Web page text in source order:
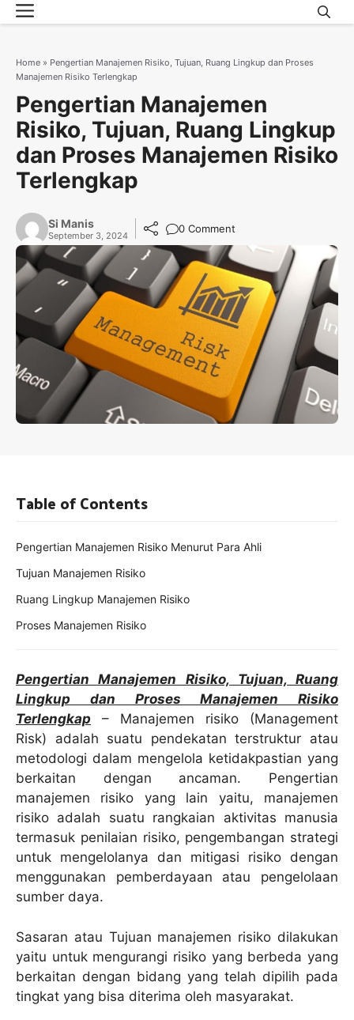
Skip
to
Menu
Home » Pengertian Manajemen Risiko, Tujuan, Ruang Lingkup dan Proses
Manajemen Risiko Terlengkap
Pengertian Manajemen
Risiko, Tujuan, Ruang Lingkup
dan Proses Manajemen Risiko
Terlengkap
Si Manis
September 3, 2024
0 Comment
Pengertian Manajemen Risiko, Tujuan, Ruang
Lingkup dan Proses Manajemen Risiko
Terlengkap – Manajemen risiko (Management
Risk) adalah suatu pendekatan terstruktur atau
metodologi dalam mengelola ketidakpastian yang
berkaitan dengan ancaman. Pengertian
manajemen risiko yang lain yaitu, manajemen
risiko adalah suatu rangkaian aktivitas manusia
termasuk penilaian risiko, pengembangan strategi
untuk mengelolanya dan mitigasi risiko dengan
menggunakan pemberdayaan atau pengelolaan
sumber daya.
Sasaran atau Tujuan manajemen risiko dilakukan
yaitu untuk mengurangi risiko yang berbeda yang
berkaitan dengan bidang yang telah dipilih pada
tingkat yang bisa diterima oleh masyarakat.
Table of Contents
Pengertian Manajemen Risiko Menurut Para Ahli
Tujuan Manajemen Risiko
Ruang Lingkup Manajemen Risiko
Proses Manajemen Risiko